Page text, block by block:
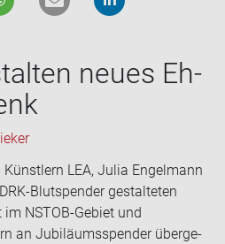
neues Eh­
LEA, Julia En­gel­mann
​Blutspender ge­stal­te­ten
NSTOB-​Gebiet und
an Ju­bi­lä­ums­spen­der über­ge­